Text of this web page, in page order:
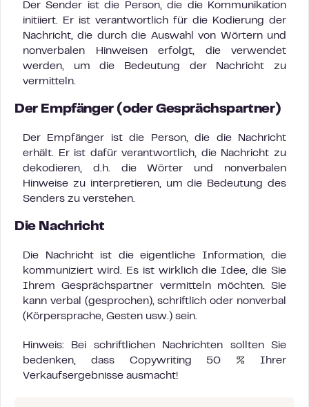
Der Sender ist die Person, die die Kommunikation
initiiert. Er ist verantwortlich für die Kodierung der
Nachricht, die durch die Auswahl von Wörtern und
nonverbalen Hinweisen erfolgt, die verwendet
werden, um die Bedeutung der Nachricht zu
vermitteln.
Der Empfänger (oder Gesprächspartner)
Der Empfänger ist die Person, die die Nachricht
erhält. Er ist dafür verantwortlich, die Nachricht zu
dekodieren, d.h. die Wörter und nonverbalen
Hinweise zu interpretieren, um die Bedeutung des
Senders zu verstehen.
Die Nachricht
Die Nachricht ist die eigentliche Information, die
kommuniziert wird. Es ist wirklich die Idee, die Sie
Ihrem Gesprächspartner vermitteln möchten. Sie
kann verbal (gesprochen), schriftlich oder nonverbal
(Körpersprache, Gesten usw.) sein.
Hinweis: Bei schriftlichen Nachrichten sollten Sie
bedenken, dass Copywriting 50 % Ihrer
Verkaufsergebnisse ausmacht!